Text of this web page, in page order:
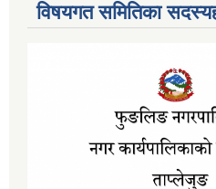
विषयगत समितिका